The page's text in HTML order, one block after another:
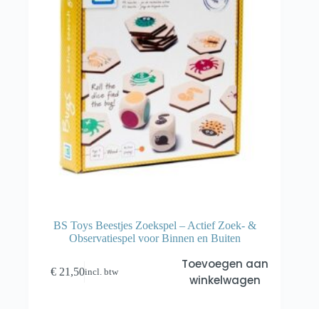
BS Toys Beestjes Zoekspel – Actief Zoek- &
Observatiespel voor Binnen en Buiten
€ 21,50incl. btw
Toevoegen aan
winkelwagen